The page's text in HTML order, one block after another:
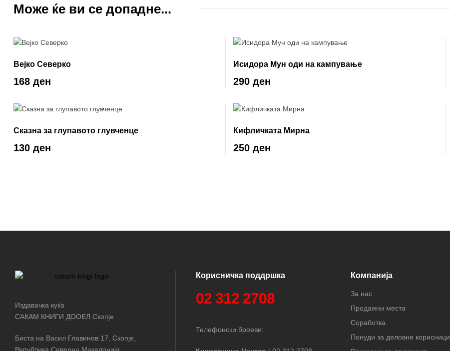
Може ќе ви се допадне...
Вејко Северко
168 ден
Исидора Мун оди на кампување
290 ден
Сказна за глупавото глувченце
130 ден
Кифличката Мирна
250 ден
Издавачка куќа
САКАМ КНИГИ ДООЕЛ Скопје
Биста на Васил Главинов 17, Скопје,
Корисничка поддршка
02 312 2708
Телефонски броеви:
Компанија
За нас
Продажни места
Соработка
Понуди за деловни корисници